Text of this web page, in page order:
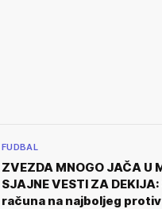
FUDBAL
ZVEZDA MNOGO JAČA U
SJAJNE VESTI ZA
računa na najboljeg protiv